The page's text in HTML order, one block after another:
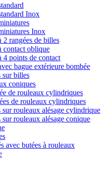
Inox
Inox
2 rangées de billes
contact oblique
4 points de contact
bague extérieure bombée
sur billes
coniques
de rouleaux cylindriques
de rouleaux cylindriques
sur rouleaux alésage cylindrique
rouleaux alésage conique
avec butées à rouleaux